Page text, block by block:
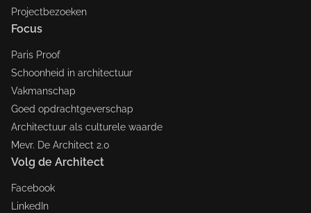
Projectbezoeken
Focus
Paris Proof
Schoonheid in architectuur
Vakmanschap
Goed opdrachtgeverschap
Architectuur als culturele waarde
Mevr. De Architect 2.0
Volg de Architect
Facebook
LinkedIn